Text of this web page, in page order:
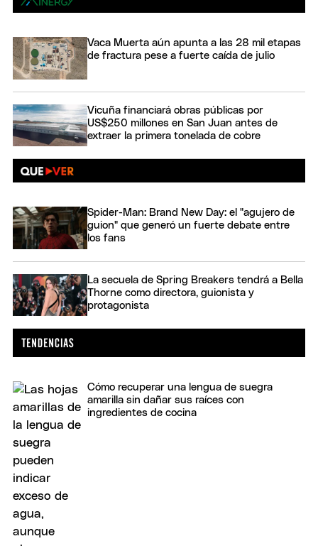
Vaca Muerta aún apunta a las 28 mil etapas
de fractura pese a fuerte caída de julio
Vicuña financiará obras públicas por
US$250 millones en San Juan antes de
extraer la primera tonelada de cobre
Spider-Man: Brand New Day: el "agujero de
guion" que generó un fuerte debate entre
los fans
La secuela de Spring Breakers tendrá a Bella
Thorne como directora, guionista y
protagonista
Cómo recuperar una lengua de suegra
amarilla sin dañar sus raíces con
ingredientes de cocina